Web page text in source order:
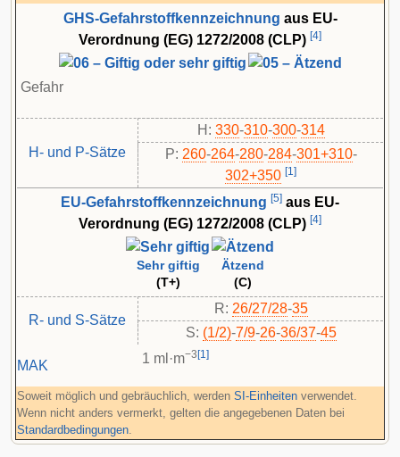
GHS-Gefahrstoffkennzeichnung aus EU-
Verordnung (EG) 1272/2008 (CLP) [4]
Gefahr
H- und P-Sätze
H: 330-310-300-314
P: 260-​264-​280-​284-​301+310-​
302+350 [1]
EU-Gefahrstoffkennzeichnung [5] aus EU-
Verordnung (EG) 1272/2008 (CLP) [4]
Sehr giftig
Ätzend
(T+)
(C)
R- und S-Sätze
R: 26/27/28-35
S: (1/2)-7/9-26-36/37-45
MAK 1 ml·m−3 [1]
Soweit möglich und gebräuchlich, werden SI-Einheiten verwendet.
Wenn nicht anders vermerkt, gelten die angegebenen Daten bei
Standardbedingungen.